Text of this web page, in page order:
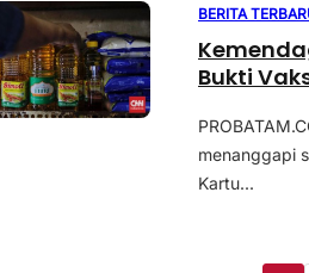
BERITA
Bukti
menanggapi
Kartu...